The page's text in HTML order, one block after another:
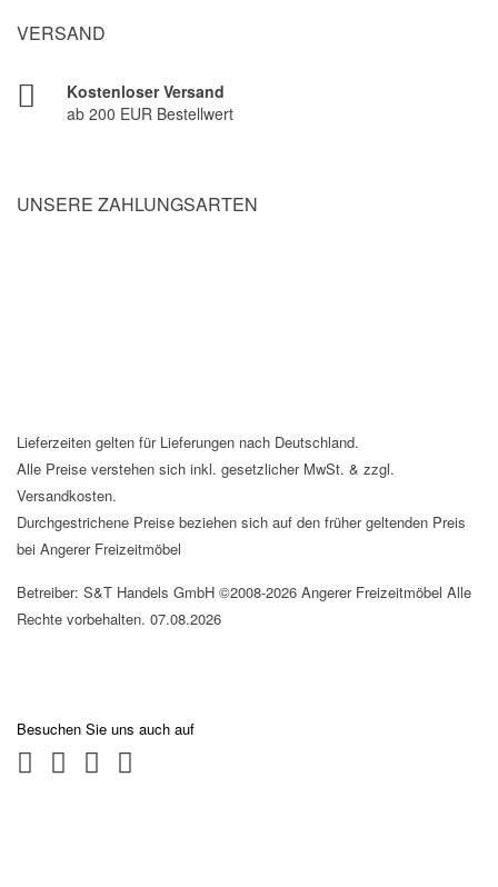
VERSAND
Kostenloser Versand
ab 200 EUR Bestellwert
UNSERE ZAHLUNGSARTEN
Lieferzeiten gelten für Lieferungen nach Deutschland.
Alle Preise verstehen sich inkl. gesetzlicher MwSt. & zzgl.
Versandkosten.
Durchgestrichene Preise beziehen sich auf den früher geltenden Preis
bei Angerer Freizeitmöbel
Betreiber: S&T Handels GmbH ©2008-2026 Angerer Freizeitmöbel Alle
Rechte vorbehalten. 07.08.2026
Besuchen Sie uns auch auf